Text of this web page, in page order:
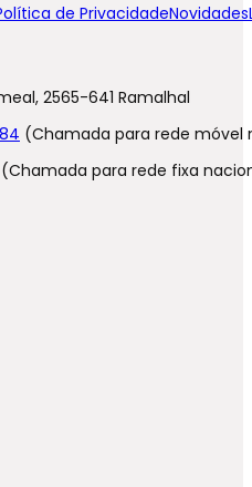
de PrivacidadeNovidades
2565-641 Ramalhal
(Chamada para rede móvel
(Chamada para rede fixa